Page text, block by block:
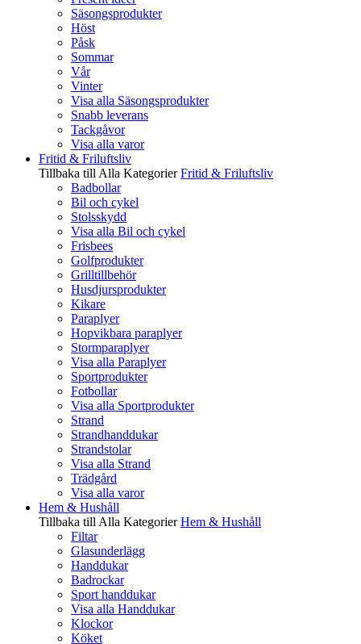
Säsongsprodukter
Höst
Påsk
Sommar
Vår
Vinter
Visa alla Säsongsprodukter
Snabb leverans
Tackgåvor
Visa alla varor
Fritid & Friluftsliv
Tillbaka till Alla Kategorier Fritid & Friluftsliv
Badbollar
Bil och cykel
Stolsskydd
Visa alla Bil och cykel
Frisbees
Golfprodukter
Grilltillbehör
Husdjursprodukter
Kikare
Paraplyer
Hopvikbara paraplyer
Stormparaplyer
Visa alla Paraplyer
Sportprodukter
Fotbollar
Visa alla Sportprodukter
Strand
Strandhanddukar
Strandstolar
Visa alla Strand
Trädgård
Visa alla varor
Hem & Hushåll
Tillbaka till Alla Kategorier Hem & Hushåll
Filtar
Glasunderlägg
Handdukar
Badrockar
Sport handdukar
Visa alla Handdukar
Klockor
Köket